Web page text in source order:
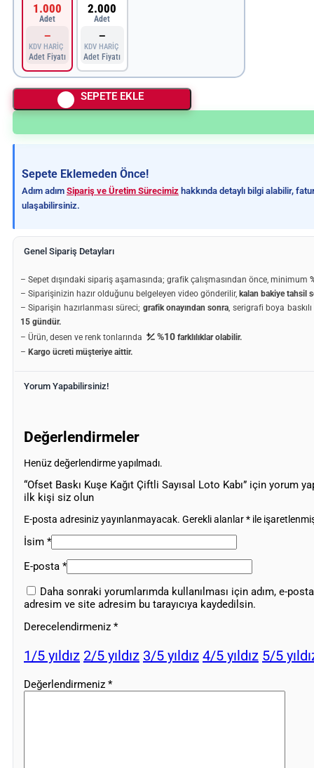
1.000
Adet
—
KDV HARİÇ
Adet Fiyatı
2.000
Adet
—
KDV HARİÇ
Adet Fiyatı
SEPETE EKLE
Sepete Eklemeden Önce!
Adım adım Sipariş ve Üretim Sürecimiz hakkında detaylı bilgi alabilir,
ulaşabilirsiniz.
Genel Sipariş Detayları
– Sepet dışındaki sipariş aşamasında; grafik çalışmasından önce, minimum
– Siparişinizin hazır olduğunu belgeleyen video gönderilir, kalan bakiye tahsil
– Siparişin hazırlanması süreci; grafik onayından sonra, serigrafi boya
15 gündür.
– Ürün, desen ve renk tonlarında
%10 farklılıklar olabilir.
– Kargo ücreti müşteriye aittir.
Yorum Yapabilirsiniz!
Değerlendirmeler
Henüz değerlendirme yapılmadı.
“Ofset Baskı Kuşe Kağıt Çiftli Sayısal Loto Kabı” için yorum
ilk kişi siz olun
E-posta adresiniz yayınlanmayacak. Gerekli alanlar* ile
İsim *
E-posta *
Daha sonraki yorumlarımda kullanılması için adım, e-posta
adresim ve site adresim bu tarayıcıya kaydedilsin.
Derecelendirmeniz *
1/5 yıldız 2/5 yıldız 3/5 yıldız 4/5 yıldız 5/5
Değerlendirmeniz *